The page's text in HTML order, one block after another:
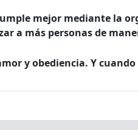
mejor mediante la
a más personas de
y obediencia. Y